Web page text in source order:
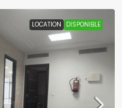
LOCATION DISPONIBLE